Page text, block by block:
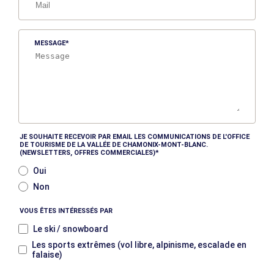
MESSAGE
JE SOUHAITE RECEVOIR PAR EMAIL LES COMMUNICATIONS DE L'OFFICE
DE TOURISME DE LA VALLÉE DE CHAMONIX-MONT-BLANC.
(NEWSLETTERS, OFFRES COMMERCIALES)
Oui
Non
VOUS ÊTES INTÉRESSÉS PAR
Le ski / snowboard
Les sports extrêmes (vol libre, alpinisme, escalade en
falaise)